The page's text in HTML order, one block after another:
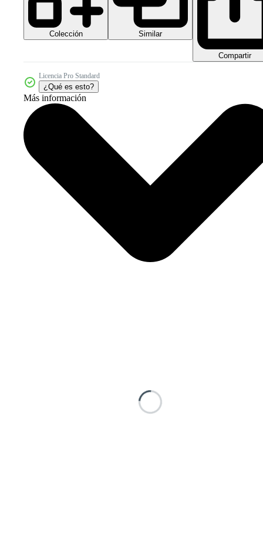
Colección Similar
Compartir
Licencia Pro Standard
¿Qué es esto?
Más información